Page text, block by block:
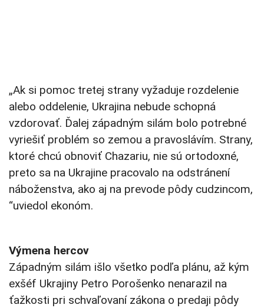
„Ak si pomoc tretej strany vyžaduje rozdelenie
alebo oddelenie, Ukrajina nebude schopná
vzdorovať. Ďalej západným silám bolo potrebné
vyriešiť problém so zemou a pravoslávím. Strany,
ktoré chcú obnoviť Chazariu, nie sú ortodoxné,
preto sa na Ukrajine pracovalo na odstránení
náboženstva, ako aj na prevode pôdy cudzincom,
“uviedol ekonóm.
Výmena hercov
Západným silám išlo všetko podľa plánu, až kým
exšéf Ukrajiny Petro Porošenko nenarazil na
ťažkosti pri schvaľovaní zákona o predaji pôdy